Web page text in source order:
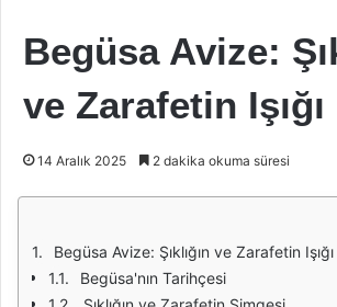
Begüsa Avize:
ve Zarafetin Işığı
14 Aralık 2025 2 dakika okuma süresi
Begüsa Avize: Şıklığın ve Zarafetin Işığı
Begüsa'nın Tarihçesi